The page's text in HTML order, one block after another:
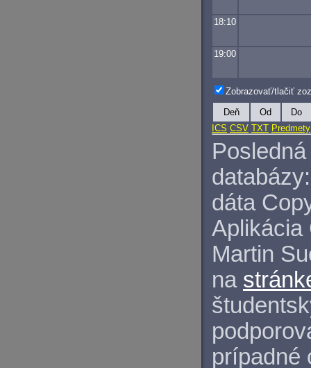
18:10
19:00
Zobrazovať/tlačiť
Deň Od
Do
ICS CSV TXT Predmety
databázy:
dáta
Aplikácia
Martin
na
prípadné